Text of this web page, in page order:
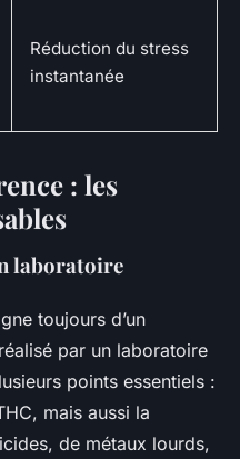
Réduction du stress
instantanée
: les
laboratoire
toujours d’un
par un laboratoire
points essentiels :
mais aussi la
de métaux lourds,